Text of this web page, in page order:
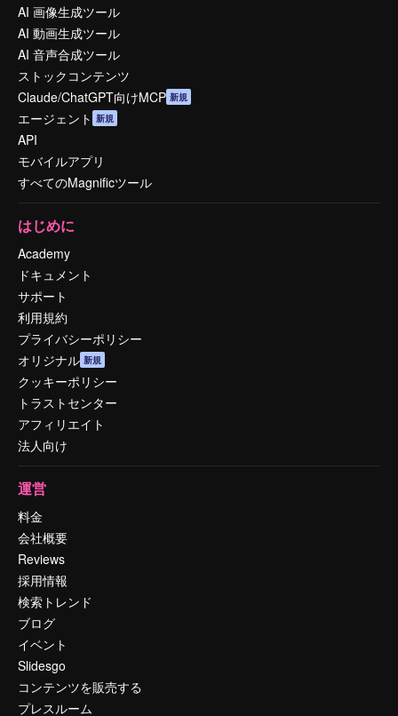
AI 画像生成ツール
AI 動画生成ツール
AI 音声合成ツール
ストックコンテンツ
Claude/ChatGPT向けMCP 新規
エージェント 新規
API
モバイルアプリ
すべてのMagnificツール
はじめに
Academy
ドキュメント
サポート
利用規約
プライバシーポリシー
オリジナル 新規
クッキーポリシー
トラストセンター
アフィリエイト
法人向け
運営
料金
会社概要
Reviews
採用情報
検索トレンド
ブログ
イベント
Slidesgo
コンテンツを販売する
プレスルーム